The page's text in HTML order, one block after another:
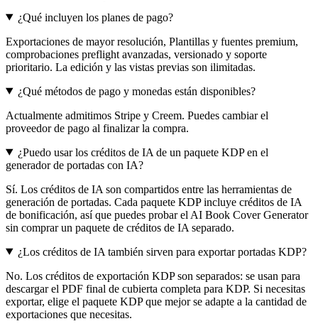
¿Qué incluyen los planes de pago?
Exportaciones de mayor resolución, Plantillas y fuentes premium,
comprobaciones preflight avanzadas, versionado y soporte
prioritario. La edición y las vistas previas son ilimitadas.
¿Qué métodos de pago y monedas están disponibles?
Actualmente admitimos Stripe y Creem. Puedes cambiar el
proveedor de pago al finalizar la compra.
¿Puedo usar los créditos de IA de un paquete KDP en el
generador de portadas con IA?
Sí. Los créditos de IA son compartidos entre las herramientas de
generación de portadas. Cada paquete KDP incluye créditos de IA
de bonificación, así que puedes probar el AI Book Cover Generator
sin comprar un paquete de créditos de IA separado.
¿Los créditos de IA también sirven para exportar portadas KDP?
No. Los créditos de exportación KDP son separados: se usan para
descargar el PDF final de cubierta completa para KDP. Si necesitas
exportar, elige el paquete KDP que mejor se adapte a la cantidad de
exportaciones que necesitas.